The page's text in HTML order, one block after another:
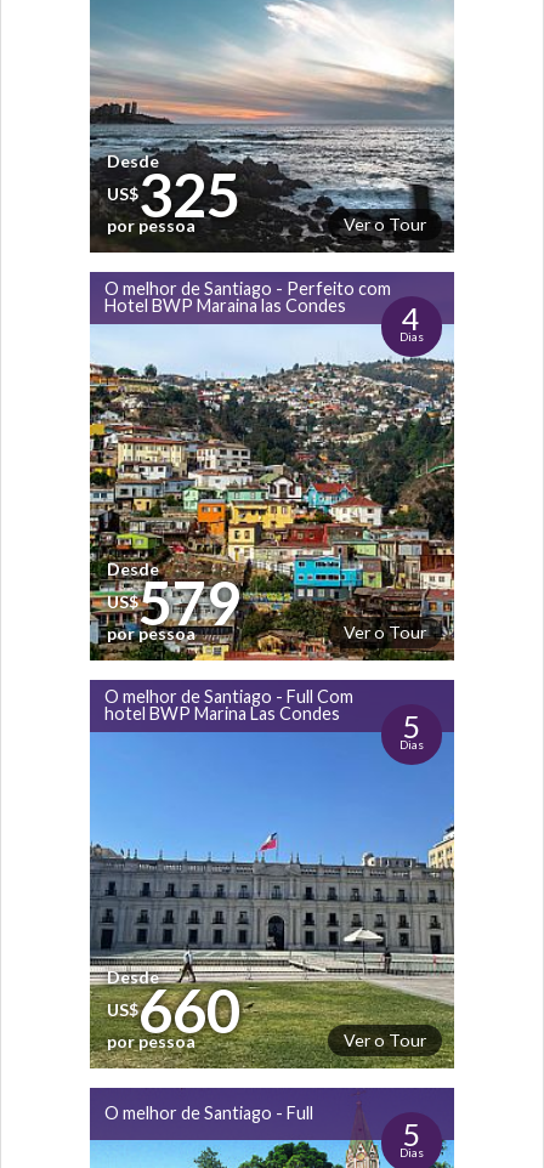
Ver o Tour
Desde
US$325
por pessoa
O melhor de Santiago - Perfeito com
Hotel BWP Maraina las Condes
4
Dias
Ver o Tour
Desde
US$579
por pessoa
O melhor de Santiago - Full Com
hotel BWP Marina Las Condes
5
Dias
Ver o Tour
Desde
US$660
por pessoa
O melhor de Santiago - Full
5
Dias